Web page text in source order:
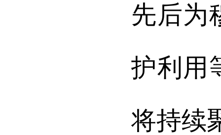
先后为
护利用
将持续